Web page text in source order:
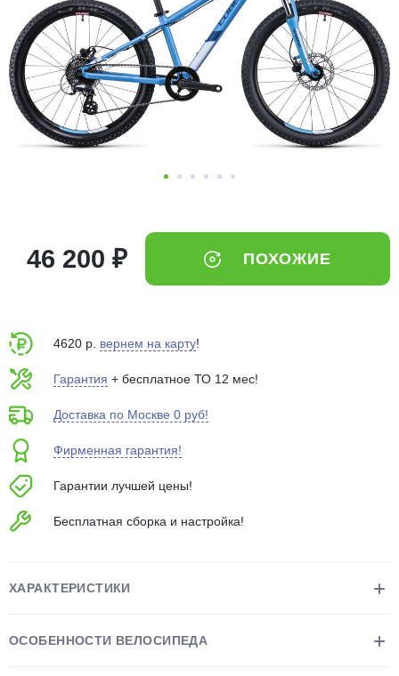
46 200 ₽ ПОХОЖИЕ
4620 р. вернем на карту!
Гарантия + бесплатное ТО 12 мес!
Доставка по Москве 0 руб!
Фирменная гарантия!
Гарантии лучшей цены!
Бесплатная сборка и настройка!
ХАРАКТЕРИСТИКИ
ОСОБЕННОСТИ ВЕЛОСИПЕДА
Добавляйте товары
в корзину
Оплачивайте сегодня только
25% картой любого банка
выбранный способом
75% будут
Подробнее
Остались вопросы?